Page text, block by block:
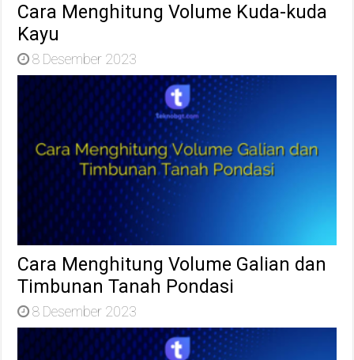
Cara Menghitung Volume Kuda-kuda
Kayu
8 Desember 2023
Cara Menghitung Volume Galian dan
Timbunan Tanah Pondasi
8 Desember 2023